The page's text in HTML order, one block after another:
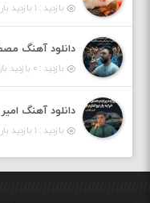
بازدید : ۱ بازدید بار /
بازدید : ۰ بازدید بار /
بازدید : ۱ بازدید بار /